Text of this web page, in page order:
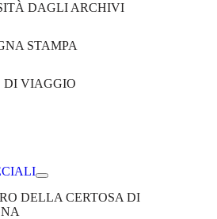
DAGLI ARCHIVI
STAMPA
DI VIAGGIO
DELLA CERTOSA DI